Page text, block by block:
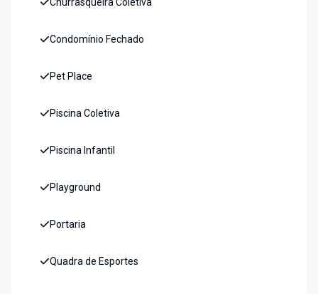
Churrasqueira Coletiva
Condomínio Fechado
Pet Place
Piscina Coletiva
Piscina Infantil
Playground
Portaria
Quadra de Esportes